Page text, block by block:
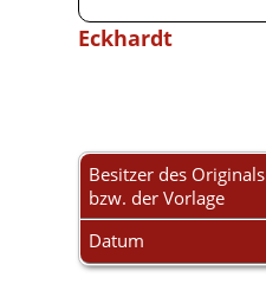
Eckhardt
Besitzer des Originals
bzw. der Vorlage
Datum